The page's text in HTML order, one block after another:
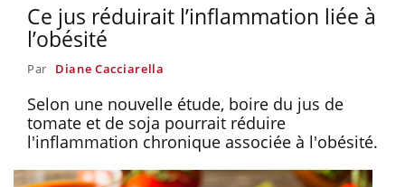
Ce jus réduirait l’inflammation liée à
l’obésité
Par Diane Cacciarella
Selon une nouvelle étude, boire du jus de
tomate et de soja pourrait réduire
l'inflammation chronique associée à l'obésité.